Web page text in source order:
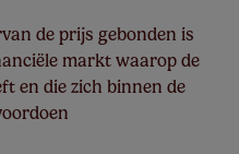
de prijs gebonden is
markt waarop de
en die zich binnen de